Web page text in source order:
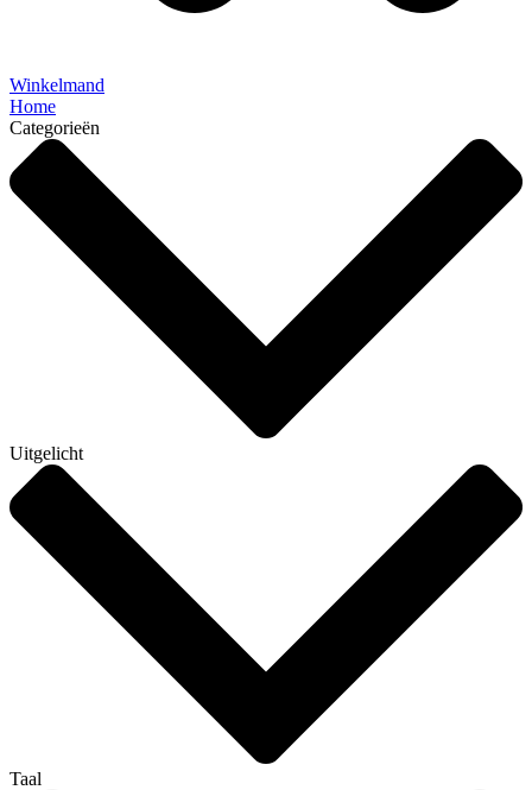
Winkelmand
Home
Categorieën
Uitgelicht
Taal